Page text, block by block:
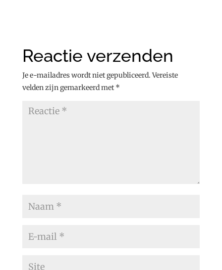
Reactie verzenden
Je e-mailadres wordt niet gepubliceerd. Vereiste
velden zijn gemarkeerd met *